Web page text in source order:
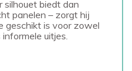
silhouet biedt dan
panelen – zorgt hij
geschikt is voor zowel
uitjes.